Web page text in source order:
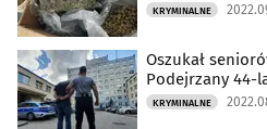
KRYMINALNE
Oszukał
Podejrzany 44-
KRYMINALNE